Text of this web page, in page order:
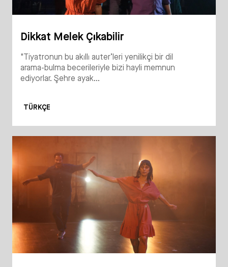
Dikkat Melek Çıkabilir
"Tiyatronun bu akıllı auter’leri yenilikçi bir dil
arama-bulma becerileriyle bizi hayli memnun
ediyorlar. Şehre ayak...
TÜRKÇE